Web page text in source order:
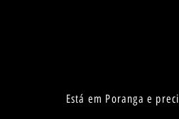
Está em Poranga e